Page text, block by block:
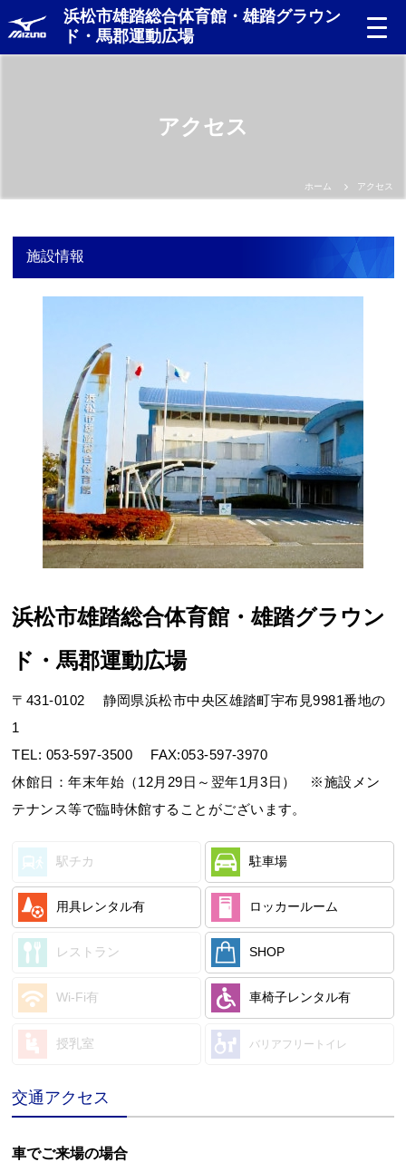
浜松市雄踏総合体育館・雄踏グラウン
ド・馬郡運動広場
お問合せフォーム
「浜松市スポーツ・文化施設予約システム
アクセス
ホーム アクセス
施設情報
浜松市雄踏総合体育館・雄踏グラウン
ド・馬郡運動広場
〒431-0102
静岡県浜松市中央区雄踏町宇布見9981番地の
1
TEL: 053-597-3500
FAX:053-597-3970
休館日：年末年始（12月29日～翌年1月3日） ※施設メン
テナンス等で臨時休館することがございます。
駅チカ 駐車場
用具レンタル有 ロッカールーム
レストラン SHOP
Wi-Fi有 車椅子レンタル有
授乳室 バリアフリートイレ
交通アクセス
車でご来場の場合